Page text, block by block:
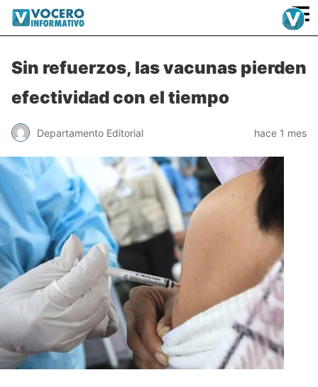
≡
Sin refuerzos, las vacunas pierden
efectividad con el tiempo
Departamento Editorial hace 1 mes